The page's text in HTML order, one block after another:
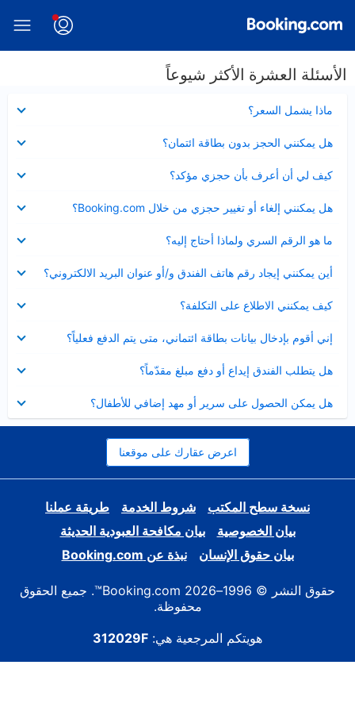
الأسئلة العشرة الأكثر شيوعاً
ماذا يشمل السعر؟
مصغر
هل يمكنني الحجز بدون بطاقة ائتمان؟
مصغر
كيف لي أن أعرف بأن حجزي مؤكد؟
مصغر
هل يمكنني إلغاء أو تغيير حجزي من خلال Booking.com؟
مصغر
ما هو الرقم السري ولماذا أحتاج إليه؟
مصغر
أين يمكنني إيجاد رقم هاتف الفندق و/أو عنوان البريد الالكتروني؟
عرض
مصغر
كيف يمكنني الاطلاع على التكلفة؟
مصغر
إني أقوم بإدخال بيانات بطاقة ائتماني، متى يتم الدفع فعلياً؟
مصغر
هل يتطلب الفندق إيداع أو دفع مبلغ مقدّماً؟
مصغر
هل يمكن الحصول على سرير أو مهد إضافي للأطفال؟
مصغر
اعرض عقارك على موقعنا
نسخة سطح المكتب شروط الخدمة
طريقة عملنا
بيان الخصوصية
بيان مكافحة العبودية الحديثة
بيان حقوق الإنسان
نبذة عن Booking.com
حقوق النشر © 1996–2026 Booking.com™. جميع الحقوق
محفوظة.
هويتكم المرجعية هي: 312029F